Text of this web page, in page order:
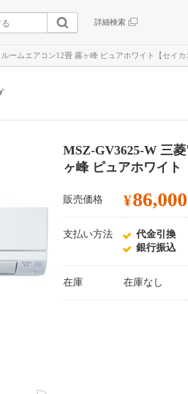
詳細検索
ームエアコン12畳 霧ヶ峰 ピュアホワイト【セイカ
MSZ-GV3625-W 三
ヶ峰 ピュアホワイト
販売価格 ¥86,000
支払い方法
代金引換
銀行振込
在庫 在庫なし